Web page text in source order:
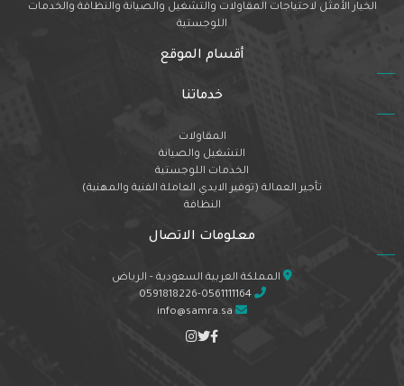
الخيار الأمثل لاحتياجات المقاولات والتشغيل والصيانة والنظافة والخدمات
اللوجستية
أقسام الموقع
خدماتنا
المقاولات
التشغيل والصيانة
الخدمات اللوجستية
تأجير العمالة (توفير الايدي العاملة الفنية والمهنية)
النظافة
معلومات الاتصال
المملكة العربية السعودية - الرياض
0591818226-0561111164
info@samra.sa